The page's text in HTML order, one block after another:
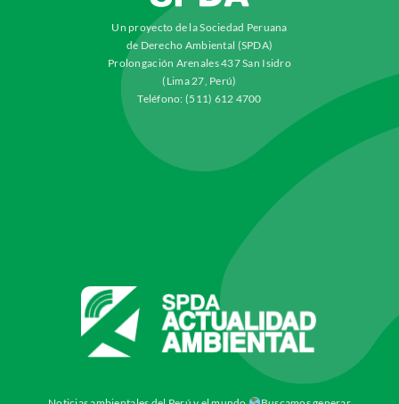
Un proyecto de la Sociedad Peruana
de Derecho Ambiental (SPDA)
Prolongación Arenales 437 San Isidro
(Lima 27, Perú)
Teléfono: (511) 612 4700